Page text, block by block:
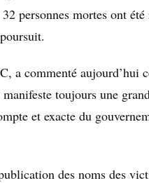
personnes mortes ont
a commenté aujourd’hui
toujours une
et exacte du
des noms des